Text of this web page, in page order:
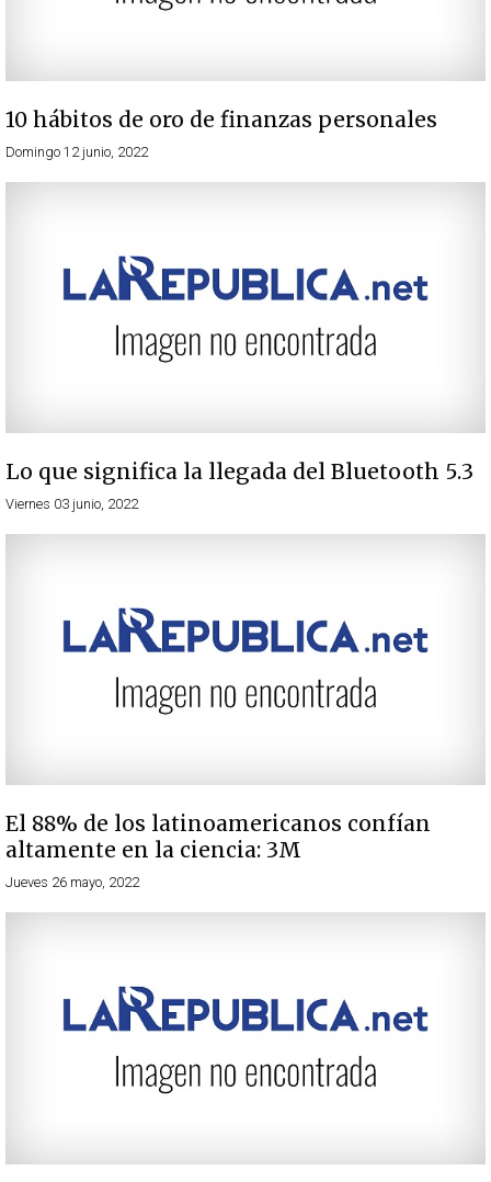
10 hábitos de oro de finanzas personales
Domingo 12 junio, 2022
Lo que significa la llegada del Bluetooth 5.3
Viernes 03 junio, 2022
El 88% de los latinoamericanos confían
altamente en la ciencia: 3M
Jueves 26 mayo, 2022